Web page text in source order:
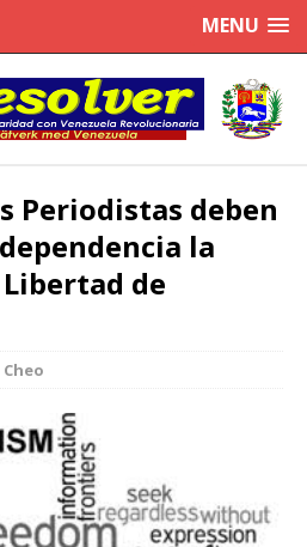
MENU
Periodistas deben
la
de
Cheo